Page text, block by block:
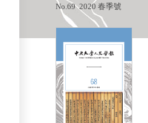
No.69 2020 春季號